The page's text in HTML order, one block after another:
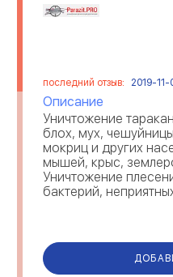
последний отзыв: 2019-11-
Описание
Уничтожение
блох, мух,
мокриц и других
мышей, крыс,
Уничтожение
бактерий,